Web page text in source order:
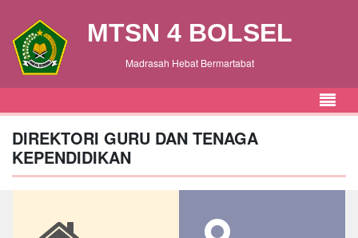
MTSN 4 BOLSEL
Madrasah Hebat Bermartabat
DIREKTORI GURU DAN TENAGA
KEPENDIDIKAN